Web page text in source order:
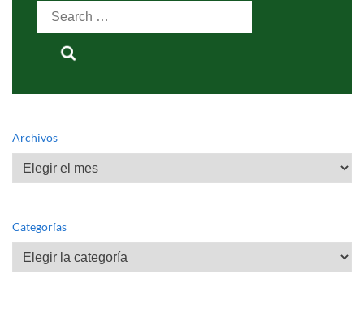
Search
for:
Archivos
Archivos
Categorías
Categorías